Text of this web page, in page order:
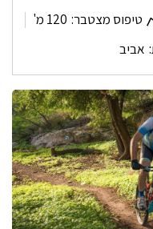
טיפוס מצטבר: 120 מ'
אביב